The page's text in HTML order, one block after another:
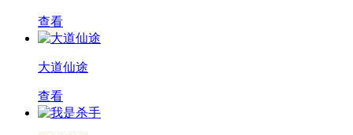
查看
大道仙途
查看